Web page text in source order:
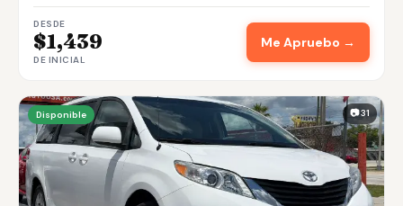
DESDE
$1,439
DE INICIAL
Me Apruebo →
Disponible 📷 31